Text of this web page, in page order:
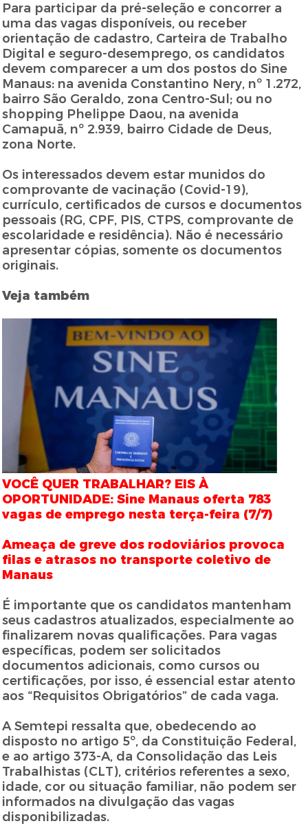
Para participar da pré-seleção e concorrer a
uma das vagas disponíveis, ou receber
orientação de cadastro, Carteira de Trabalho
Digital e seguro-desemprego, os candidatos
devem comparecer a um dos postos do Sine
Manaus: na avenida Constantino Nery, nº 1.272,
bairro São Geraldo, zona Centro-Sul; ou no
shopping Phelippe Daou, na avenida
Camapuã, nº 2.939, bairro Cidade de Deus,
zona Norte.
Os interessados devem estar munidos do
comprovante de vacinação (Covid-19),
currículo, certificados de cursos e documentos
pessoais (RG, CPF, PIS, CTPS, comprovante de
escolaridade e residência). Não é necessário
apresentar cópias, somente os documentos
originais.
Veja também
VOCÊ QUER TRABALHAR? EIS À
OPORTUNIDADE: Sine Manaus oferta 783
vagas de emprego nesta terça-feira (7/7)
Ameaça de greve dos rodoviários provoca
filas e atrasos no transporte coletivo de
Manaus
É importante que os candidatos mantenham
seus cadastros atualizados, especialmente ao
finalizarem novas qualificações. Para vagas
específicas, podem ser solicitados
documentos adicionais, como cursos ou
certificações, por isso, é essencial estar atento
aos “Requisitos Obrigatórios” de cada vaga.
A Semtepi ressalta que, obedecendo ao
disposto no artigo 5º, da Constituição Federal,
e ao artigo 373-A, da Consolidação das Leis
Trabalhistas (CLT), critérios referentes a sexo,
idade, cor ou situação familiar, não podem ser
informados na divulgação das vagas
disponibilizadas.